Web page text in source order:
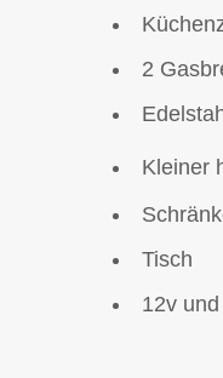
2
Kleiner
Tisch
12v